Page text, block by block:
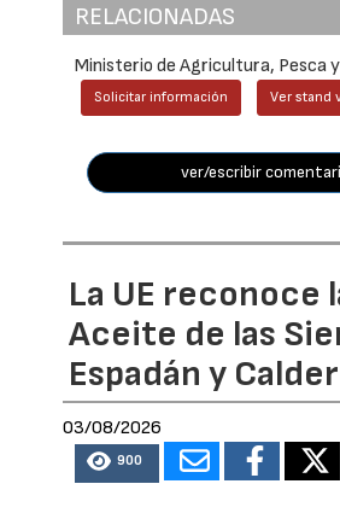
RELACIONADAS
Ministerio de Agricultura, Pesca
Solicitar información Ver stand
ver/escribir
La UE reconoce
Aceite de las
Espadán y
03/08/2026
900